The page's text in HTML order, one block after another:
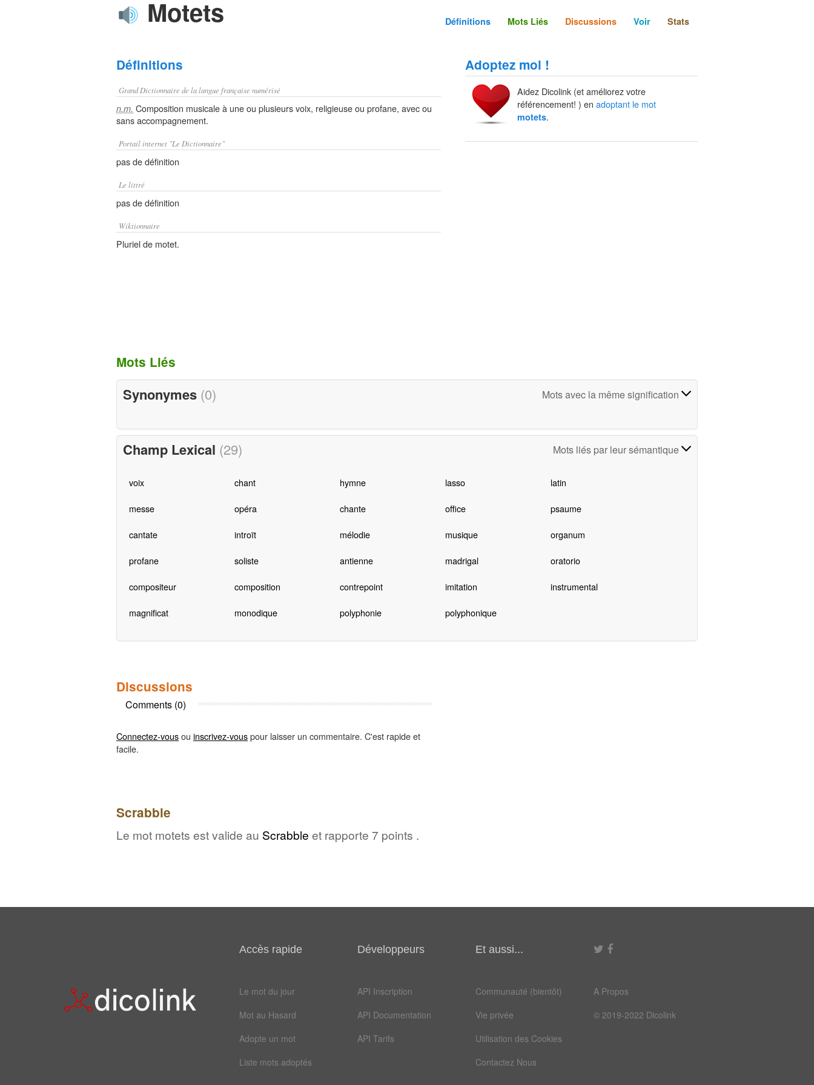
Motets Définitions Mots Liés Discussions Voir Stats
Définitions
Grand Dictionnaire de la langue française numérisé
n.m. Composition musicale à une ou plusieurs voix, religieuse ou profane, avec ou
sans accompagnement.
Portail internet "Le Dictionnaire"
pas de définition
Le littré
pas de définition
Wiktionnaire
Pluriel de motet.
Adoptez moi !
Aidez Dicolink (et améliorez votre
référencement! ) en adoptant le mot
motets.
Mots Liés
Synonymes (0) Mots avec la même signification
Champ Lexical (29) Mots liés par leur sémantique
voix chant hymne lasso latin
messe opéra chante office psaume
cantate introït mélodie musique organum
profane soliste antienne madrigal oratorio
compositeur composition contrepoint imitation instrumental
magnificat monodique polyphonie polyphonique
Discussions
Comments (0)
Connectez-vousou inscrivez-vouspour laisser un commentaire. C'est rapide et
facile.
Scrabble
Le mot motets est valide au Scrabble et rapporte 7 points .
Accès rapide
Le mot du jour
Mot au Hasard
Adopte un mot
Liste mots adoptés
Développeurs
API Inscription
API Documentation
API Tarifs
Et aussi...
Communauté (bientôt)
Vie privée
Utilisation des Cookies
Contactez Nous
A Propos
© 2019-2022 Dicolink